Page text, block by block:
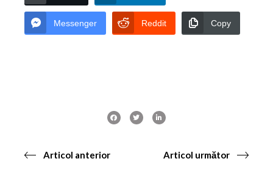
Messenger Reddit Copy
Articol anterior Articol următor